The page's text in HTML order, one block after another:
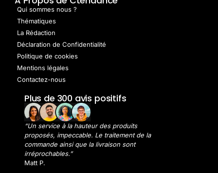
Qui sommes nous ?
Thématiques
La Rédaction
Déclaration de Confidentialité
Politique de cookies
Mentions légales
Contactez-nous
Plus de 300 avis positifs
“Un service à la hauteur des produits
proposés, impeccable. Le traitement de la
commande ainsi que la livraison sont
irréprochables.”
Matt P.